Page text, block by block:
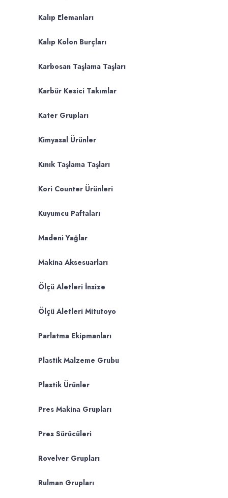
Kalıp Elemanları
Kalıp Kolon Burçları
Karbosan Taşlama Taşları
Karbür Kesici Takımlar
Kater Grupları
Kimyasal Ürünler
Kınık Taşlama Taşları
Kori Counter Ürünleri
Kuyumcu Paftaları
Madeni Yağlar
Makina Aksesuarları
Ölçü Aletleri İnsize
Ölçü Aletleri Mitutoyo
Parlatma Ekipmanları
Plastik Malzeme Grubu
Plastik Ürünler
Pres Makina Grupları
Pres Sürücüleri
Rovelver Grupları
Rulman Grupları